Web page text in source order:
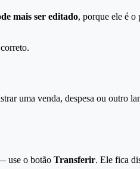
mais ser editado, porque ele é o
uma venda, despesa ou
use o botão Transferir. Ele fica